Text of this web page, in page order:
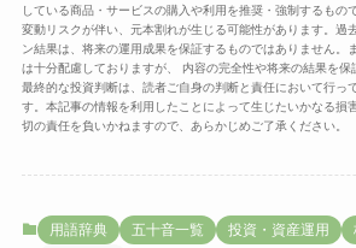
している商品・サービスの購入や利用を推奨・強制するもの
変動リスクが伴い、元本割れが生じる可能性があります。過
ン結果は、将来の運用成果を保証するものではありません。
は十分配慮しておりますが、 内容の完全性や将来の結果を保
最終的な投資判断は、読者ご自身の判断と責任において行っ
す。本記事の情報を利用したことによって生じたいかなる損
切の責任を負いかねますので、あらかじめご了承ください。
用語辞典 五十音一覧 投資・資産運用